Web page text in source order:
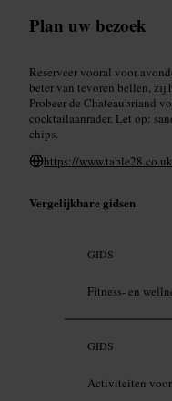
Plan uw bezoek
Reserveer vooral voor
beter van tevoren bellen, zij
Probeer de Chateaubriand
cocktailaanrader. Let op:
chips.
https://
Vergelijkbare gidsen
GIDS
Fitness- en
GIDS
Activiteiten